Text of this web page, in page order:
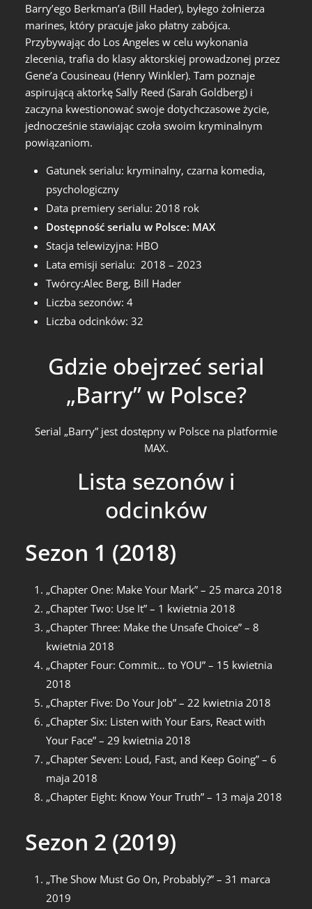
Barry’ego Berkman’a (Bill Hader), byłego żołnierza
marines, który pracuje jako płatny zabójca.
Przybywając do Los Angeles w celu wykonania
zlecenia, trafia do klasy aktorskiej prowadzonej przez
Gene’a Cousineau (Henry Winkler). Tam poznaje
aspirującą aktorkę Sally Reed (Sarah Goldberg) i
zaczyna kwestionować swoje dotychczasowe życie,
jednocześnie stawiając czoła swoim kryminalnym
powiązaniom.
Gatunek serialu: kryminalny, czarna komedia,
psychologiczny
Data premiery serialu: 2018 rok
Dostępność serialu w Polsce: MAX
Stacja telewizyjna: HBO
Lata emisji serialu: 2018 – 2023
Twórcy:Alec Berg, Bill Hader
Liczba sezonów: 4
Liczba odcinków: 32
Gdzie obejrzeć serial
„Barry” w Polsce?
Serial „Barry” jest dostępny w Polsce na platformie
MAX.
Lista sezonów i
odcinków
Sezon 1 (2018)
„Chapter One: Make Your Mark” – 25 marca 2018
„Chapter Two: Use It” – 1 kwietnia 2018
„Chapter Three: Make the Unsafe Choice” – 8
kwietnia 2018
„Chapter Four: Commit… to YOU” – 15 kwietnia
2018
„Chapter Five: Do Your Job” – 22 kwietnia 2018
„Chapter Six: Listen with Your Ears, React with
Your Face” – 29 kwietnia 2018
„Chapter Seven: Loud, Fast, and Keep Going” – 6
maja 2018
„Chapter Eight: Know Your Truth” – 13 maja 2018
Sezon 2 (2019)
„The Show Must Go On, Probably?” – 31 marca
2019